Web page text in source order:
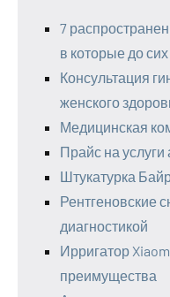
7
в которые до
Консультация
женского
Медицинская
Прайс на услуги
Штукатурка
Рентгеновские
диагностикой
Ирригатор
преимущества